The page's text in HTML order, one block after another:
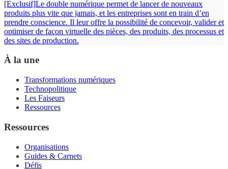
[Exclusif]Le double numérique permet de lancer de nouveaux
produits plus vite que jamais, et les entreprises sont en train d’en
prendre conscience. Il leur offre la possibilité de concevoir, valider et
optimiser de façon virtuelle des pièces, des produits, des processus et
des sites de production.
À la une
Transformations numériques
Technopolitique
Les Faiseurs
Ressources
Ressources
Organisations
Guides & Carnets
Défis